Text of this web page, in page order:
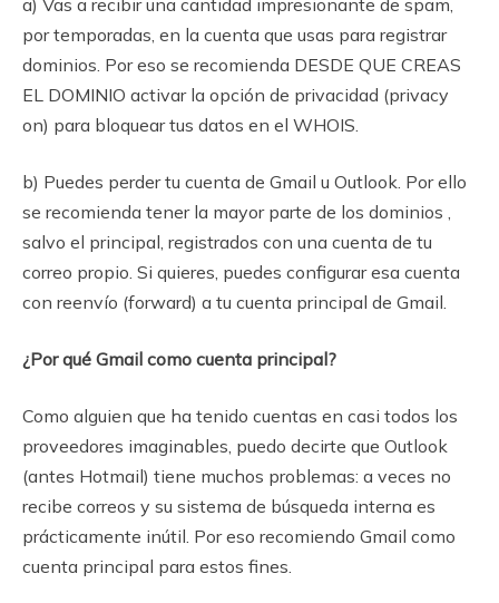
por temporadas, en la cuenta que usas para registrar
dominios. Por eso se recomienda DESDE QUE CREAS
EL DOMINIO activar la opción de privacidad (privacy
on) para bloquear tus datos en el WHOIS.
b) Puedes perder tu cuenta de Gmail u Outlook. Por ello
se recomienda tener la mayor parte de los dominios ,
salvo el principal, registrados con una cuenta de tu
correo propio. Si quieres, puedes configurar esa cuenta
con reenvío (forward) a tu cuenta principal de Gmail.
¿Por qué Gmail como cuenta principal?
Como alguien que ha tenido cuentas en casi todos los
proveedores imaginables, puedo decirte que Outlook
(antes Hotmail) tiene muchos problemas: a veces no
recibe correos y su sistema de búsqueda interna es
prácticamente inútil. Por eso recomiendo Gmail como
cuenta principal para estos fines.